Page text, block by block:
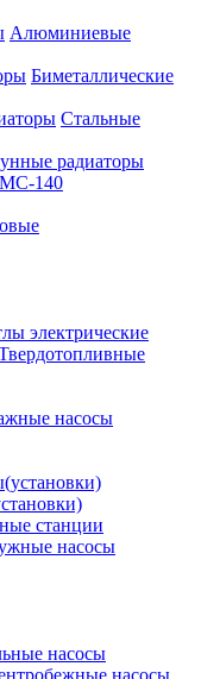
Алюминиевые
Биметаллические
Стальные
радиаторы
МС-140
электрические
насосы
станции
насосы
насосы
насосы